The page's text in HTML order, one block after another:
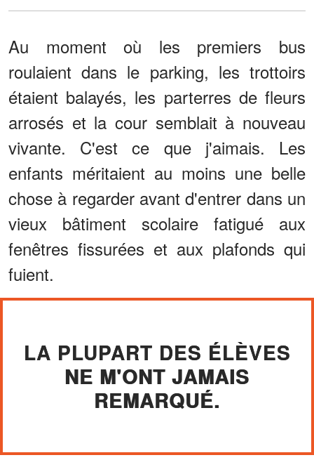
Au moment où les premiers bus
roulaient dans le parking, les trottoirs
étaient balayés, les parterres de fleurs
arrosés et la cour semblait à nouveau
vivante. C'est ce que j'aimais. Les
enfants méritaient au moins une belle
chose à regarder avant d'entrer dans un
vieux bâtiment scolaire fatigué aux
fenêtres fissurées et aux plafonds qui
fuient.
LA PLUPART DES ÉLÈVES
NE M'ONT JAMAIS
REMARQUÉ.